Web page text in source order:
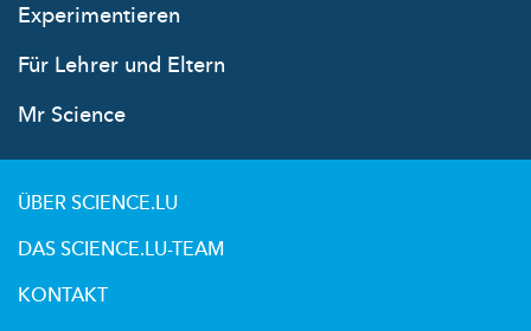
Experimentieren
Für Lehrer und Eltern
Mr Science
ÜBER SCIENCE.LU
DAS SCIENCE.LU-TEAM
KONTAKT